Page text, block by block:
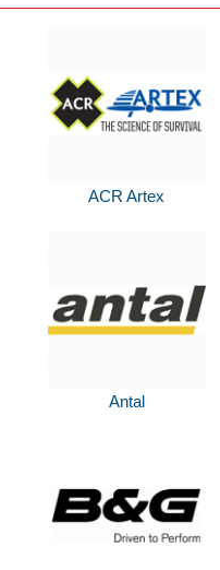
ACR Artex
Antal